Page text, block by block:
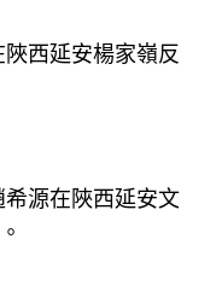
西延安楊家嶺反
源在陜西延安文